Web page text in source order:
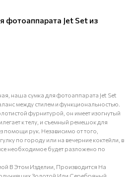
фотоаппарата Jet Set из
наша сумка для фотоаппарата Jet Set
между стилем и функциональностью.
фурнитурой, он имеет изогнутый
к телу, и съемный ремешок для
помощи рук. Независимо от того,
по городу или на вечерние коктейли, в
необходимое будет разложено по
В Этом Изделии, Производится На
Золотой Или Серебряный